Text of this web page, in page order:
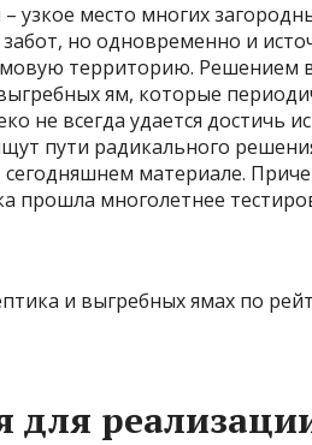
узкое место многих
но одновременно и
территорию. Решением
ям, которые
не всегда удается достичь
пути радикального
материале.
прошла многолетнее
для